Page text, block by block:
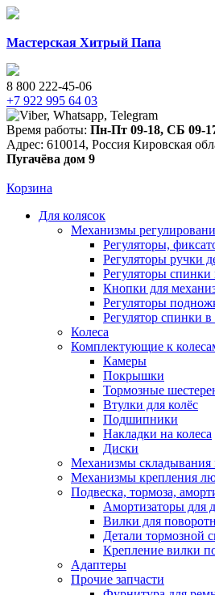
Мастерская Хитрый Папа
8 800 222-45-06
+7 922 995 64 03
Время работы: Пн-Пт 09-18, СБ 09-
Адрес: 610014, Россия Кировская
Пугачёва дом 9
Корзина
Для колясок
Механизмы
Регуляторы,
Регуляторы ручки
Регуляторы спинки
Кнопки для
Регуляторы
Регулятор спинки
Колеса
Комплектующие к
Камеры
Покрышки
Тормозные
Втулки для колёс
Подшипники
Накладки на колеса
Диски
Механизмы складывания
Механизмы крепления
Подвеска, тормоза,
Амортизаторы для
Вилки для
Детали тормозной
Крепление вилки
Адаптеры
Прочие запчасти